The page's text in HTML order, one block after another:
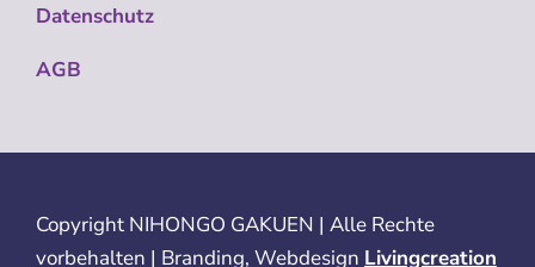
Datenschutz
AGB
Copyright NIHONGO GAKUEN | Alle Rechte
vorbehalten | Branding, Webdesign Livingcreation